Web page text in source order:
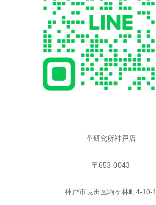
革研究所神戸店
〒653-0043
神戸市長田区駒ヶ林町4-10-1